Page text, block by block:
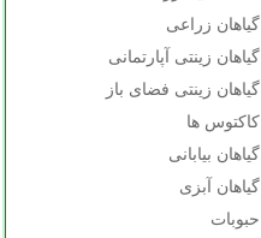
گیاهان زراعی
گیاهان زینتی آپارتمانی
گیاهان زینتی فضای باز
کاکتوس ها
گیاهان بیابانی
گیاهان آبزی
حبوبات